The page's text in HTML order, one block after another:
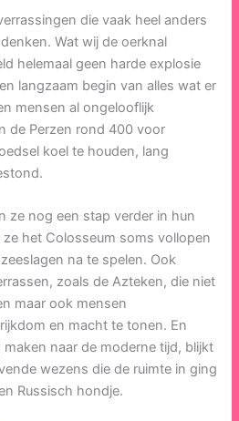
die vaak heel anders
Wat wij de oerknal
helemaal geen harde explosie
langzaam begin van alles wat er
mensen al ongelooflijk
de Perzen rond 400 voor
koel te houden, lang
ze nog een stap verder in hun
het Colosseum soms vollopen
na te spelen. Ook
zoals de Azteken, die niet
maar ook mensen
en macht te tonen. En
naar de moderne tijd, blijkt
wezens die de ruimte in ging
Russisch hondje.